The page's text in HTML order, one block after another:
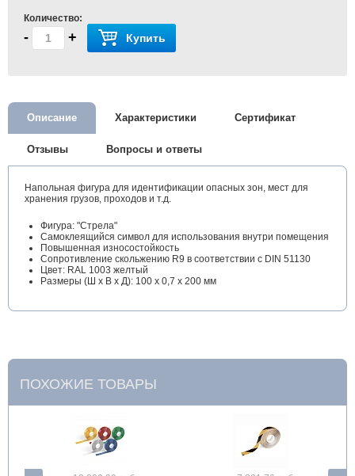
Количество:
- + Купить
Описание Характеристики Сертификат
Отзывы Вопросы и ответы
Напольная фигура для идентификации опасных зон, мест для
хранения грузов, проходов и т.д.
Фигура: "Стрела"
Самоклеящийся символ для использования внутри помещения
Повышенная износостойкость
Сопротивление скольжению R9 в соответствии с DIN 51130
Цвет: RAL 1003 желтый
Размеры (Ш х В х Д): 100 х 0,7 х 200 мм
ПОХОЖИЕ ТОВАРЫ